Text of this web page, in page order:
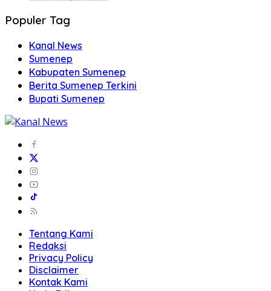
Populer Tag
Kanal News
Sumenep
Kabupaten Sumenep
Berita Sumenep Terkini
Bupati Sumenep
Tentang Kami
Redaksi
Privacy Policy
Disclaimer
Kontak Kami